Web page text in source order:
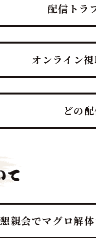
配信トラ
体ショーでは、ライブ
のおもてなしを提供しま
出により、参加者は最高
オンライン
オンラインマグロ解体
エンターテイメント」と
どの
て
懇親会でマグロ解